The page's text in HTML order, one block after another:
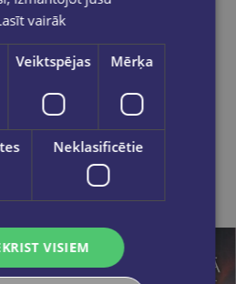
vairāk
Veiktspējas Mērķa
Neklasificētie
VISIEM